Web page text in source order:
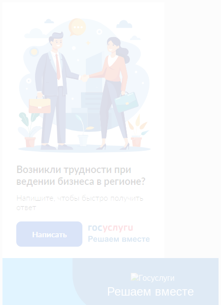
Решаем вместе